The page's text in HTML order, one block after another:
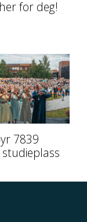
for deg!
7839